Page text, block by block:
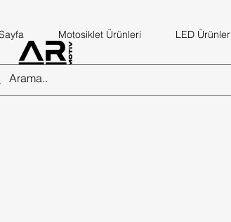
Motosiklet Ürünleri LED Ürünler